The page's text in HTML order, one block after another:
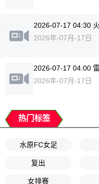
2026-07-17 04:30
2026年-07月-17日
2026-07-17 04:00
2026年-07月-17日
热门标签
水原FC女足
复出
女排赛